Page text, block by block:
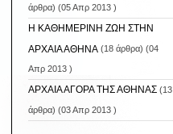
άρθρα) (05 Απρ 2013 )
Η ΚΑΘΗΜΕΡΙΝΗ ΖΩΗ ΣΤΗΝ
ΑΡΧΑΙΑ ΑΘΗΝΑ (18 άρθρα) (04
Απρ 2013 )
ΑΡΧΑΙΑ ΑΓΟΡΑ ΤΗΣ ΑΘΗΝΑΣ(13
άρθρα) (03 Απρ 2013 )